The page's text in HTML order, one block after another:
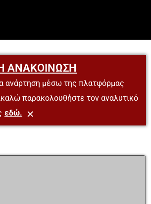
ΑΝΑΚΟΙΝΩΣΗ
ανάρτηση μέσω της πλατφόρμας
παρακολουθήστε τον αναλυτικό
εδώ. ×